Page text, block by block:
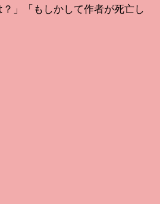
」「もしかして作者が死亡し